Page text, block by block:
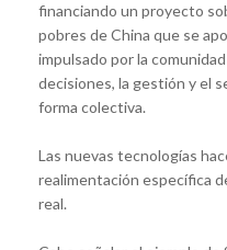
financiando un proyecto
pobres de China que se
impulsado por la
decisiones, la gestión y el
forma colectiva.
Las nuevas tecnologías
realimentación específica
real.